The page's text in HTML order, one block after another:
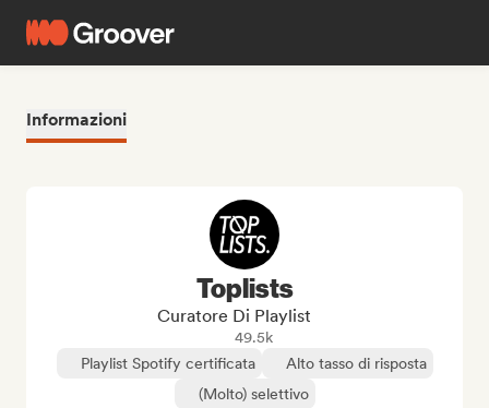
Informazioni
Toplists
Curatore Di Playlist
49.5k
Playlist Spotify certificata
Alto tasso di risposta
(Molto) selettivo